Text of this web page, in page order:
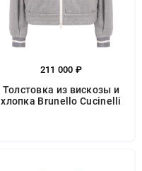
211 000 ₽
Толстовка из вискозы и
хлопка Brunello Cucinelli